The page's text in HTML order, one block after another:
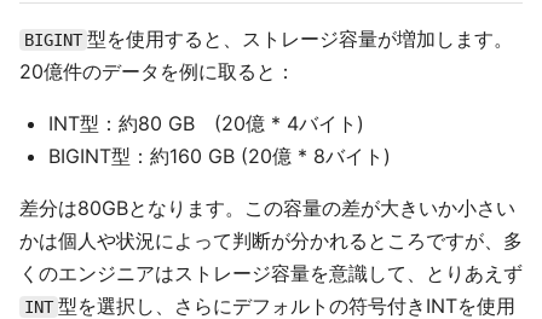
BIGINT 型を使用すると、ストレージ容量が増加します。
20億件のデータを例に取ると：
INT型：約80 GB (20億 * 4バイト)
BIGINT型：約160 GB (20億 * 8バイト)
差分は80GBとなります。この容量の差が大きいか小さい
かは個人や状況によって判断が分かれるところですが、多
くのエンジニアはストレージ容量を意識して、とりあえず
INT 型を選択し、さらにデフォルトの符号付きINTを使用